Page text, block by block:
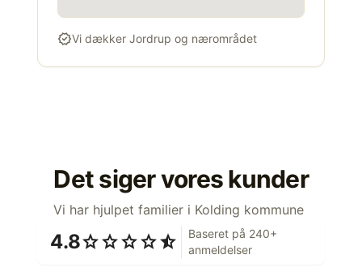
verifiedVi dækker Jordrup og nærområdet
Det siger vores kunder
Vi har hjulpet familier i Kolding kommune
4.8starstarstarstarstar_half
Baseret på 240+
anmeldelser